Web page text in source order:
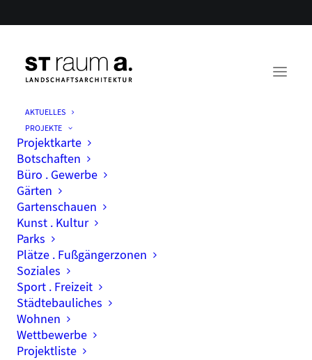
AKTUELLES
PROJEKTE
Projektkarte
Botschaften
Büro . Gewerbe
Gärten
Gartenschauen
Kunst . Kultur
Parks
Plätze . Fußgängerzonen
Soziales
Sport . Freizeit
Städtebauliches
Wohnen
Wettbewerbe
Projektliste